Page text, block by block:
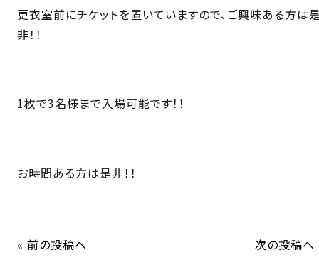
更衣室前にチケットを置いていますので、ご興味ある方は
非！！
1枚で3名様まで入場可能です！！
お時間ある方は是非！！
« 前の投稿へ 次の投稿へ